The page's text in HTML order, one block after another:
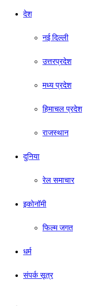
देश
नई दिल्ली
उत्तरप्रदेश
मध्य प्रदेश
हिमाचल प्रदेश
राजस्थान
दुनिया
रेल समाचार
इकोनॉमी
फिल्म जगत
धर्म
संपर्क सूत्र